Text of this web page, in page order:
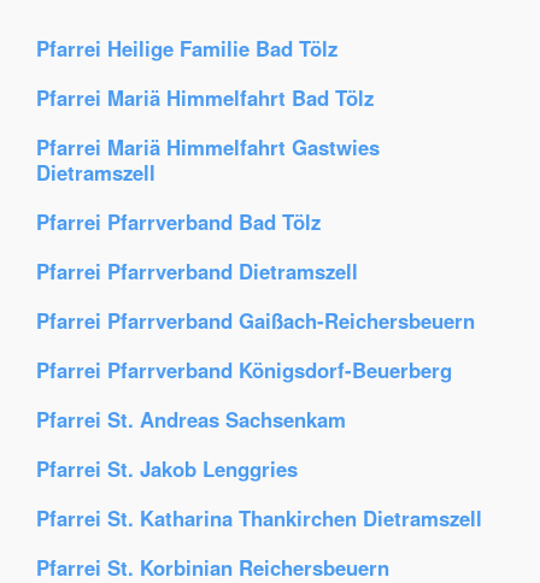
Pfarrei Heilige Familie Bad Tölz
Pfarrei Mariä Himmelfahrt Bad Tölz
Pfarrei Mariä Himmelfahrt Gastwies
Dietramszell
Pfarrei Pfarrverband Bad Tölz
Pfarrei Pfarrverband Dietramszell
Pfarrei Pfarrverband Gaißach-Reichersbeuern
Pfarrei Pfarrverband Königsdorf-Beuerberg
Pfarrei St. Andreas Sachsenkam
Pfarrei St. Jakob Lenggries
Pfarrei St. Katharina Thankirchen Dietramszell
Pfarrei St. Korbinian Reichersbeuern